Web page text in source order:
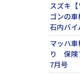
スズキ
ゴンの
石内バイ
マッハ
り 保険
7月号